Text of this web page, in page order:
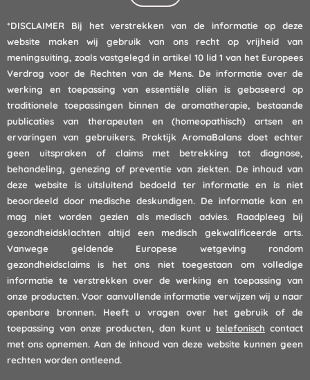
*DISCLAIMER
Bij het verstrekken van de informatie op deze
website maken wij gebruik van ons recht op vrijheid van
meningsuiting, zoals vastgelegd in artikel 10 lid 1 van het Europees
Verdrag voor de Rechten van de Mens. De informatie over de
werking en toepassing van essentiële oliën is gebaseerd op
traditionele toepassingen binnen de aromatherapie, bestaande
publicaties van therapeuten en (homeopathisch) artsen en
ervaringen van gebruikers. Praktijk AromaBalans doet echter
geen uitspraken of claims met betrekking tot diagnose,
behandeling, genezing of preventie van ziekten. De inhoud van
deze website is uitsluitend bedoeld ter informatie en is niet
beoordeeld door medische deskundigen. De informatie kan en
mag niet worden gezien als medisch advies. Raadpleeg bij
gezondheidsklachten altijd een medisch gekwalificeerde arts.
Vanwege geldende Europese wetgeving rondom
gezondheidsclaims is het ons niet toegestaan om volledige
informatie te verstrekken over de werking en toepassing van
onze producten. Voor aanvullende informatie verwijzen wij u naar
openbare bronnen. Heeft u vragen over het gebruik of de
toepassing van onze producten, dan kunt u telefonisch contact
met ons opnemen. Aan de inhoud van deze website kunnen geen
rechten worden ontleend.